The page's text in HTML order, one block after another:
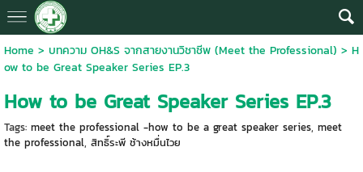
Home > บทความ OH&S จากสายงานวิชาชีพ (Meet the Professional) > H
ow to be Great Speaker Series EP.3
How to be Great Speaker Series EP.3
Tags: meet the professional -how to be a great speaker series, meet
the professional, สิทธิ์ระพี ช้างหมื่นไวย